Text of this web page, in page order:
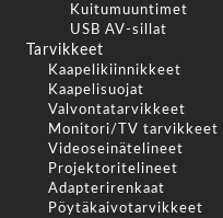
Kuitumuuntimet
USB AV-sillat
Tarvikkeet
Kaapelikiinnikkeet
Kaapelisuojat
Valvontatarvikkeet
Monitori/TV tarvikkeet
Videoseinätelineet
Projektoritelineet
Adapterirenkaat
Pöytäkaivotarvikkeet